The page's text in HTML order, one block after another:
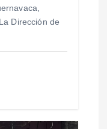
Dirección de